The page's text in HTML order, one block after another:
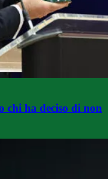
chi ha deciso di non